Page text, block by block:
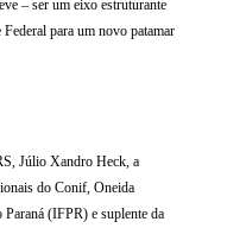
– ser um eixo estruturante
para um novo patamar
Júlio Xandro Heck, a
do Conif, Oneida
(IFPR) e suplente da